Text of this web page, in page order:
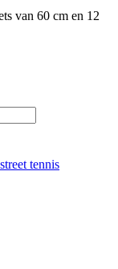
van 60 cm en 12
tennis